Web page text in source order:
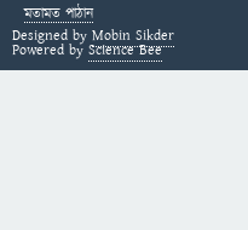
মতামত পাঠান
Designed by Mobin Sikder
Powered by Science Bee